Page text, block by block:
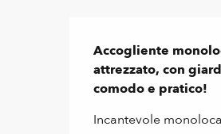
Descrizione
Accogliente
attrezzato, con
comodo e pratico!
Incantevole